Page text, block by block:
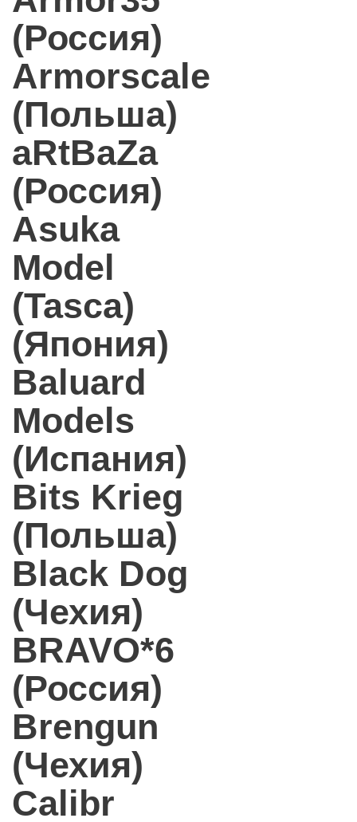
(Россия)
Armorscale
(Польша)
aRtBaZa
(Россия)
Asuka
Model
(Tasca)
(Япония)
Baluard
Models
(Испания)
Bits Krieg
(Польша)
Black Dog
(Чехия)
BRAVO*6
(Россия)
Brengun
(Чехия)
Calibr